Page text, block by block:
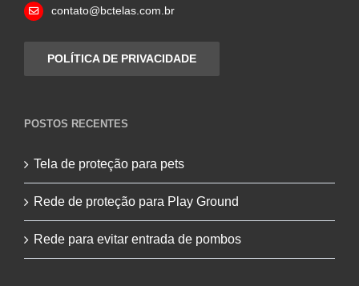
contato@bctelas.com.br
POLÍTICA DE PRIVACIDADE
POSTOS RECENTES
Tela de proteção para pets
Rede de proteção para Play Ground
Rede para evitar entrada de pombos